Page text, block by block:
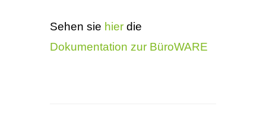
Sehen sie hier die
Dokumentation zur BüroWARE